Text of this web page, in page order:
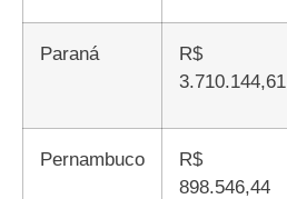
Paraná
R$
3.710.144,61
Pernambuco
R$
898.546,44